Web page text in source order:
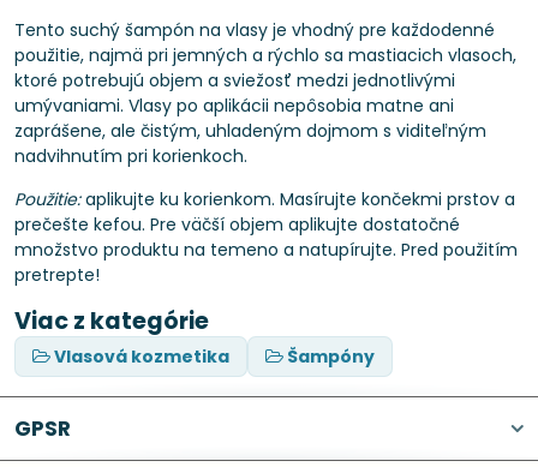
Tento suchý šampón na vlasy je vhodný pre každodenné
použitie, najmä pri jemných a rýchlo sa mastiacich vlasoch,
ktoré potrebujú objem a sviežosť medzi jednotlivými
umývaniami. Vlasy po aplikácii nepôsobia matne ani
zaprášene, ale čistým, uhladeným dojmom s viditeľným
nadvihnutím pri korienkoch.
Použitie:aplikujte ku korienkom. Masírujte končekmi prstov a
prečešte kefou. Pre väčší objem aplikujte dostatočné
množstvo produktu na temeno a natupírujte. Pred použitím
pretrepte!
Viac z kategórie
Vlasová kozmetika Šampóny
GPSR